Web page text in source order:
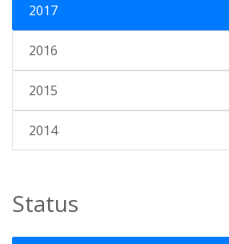
2017
2016
2015
2014
Status